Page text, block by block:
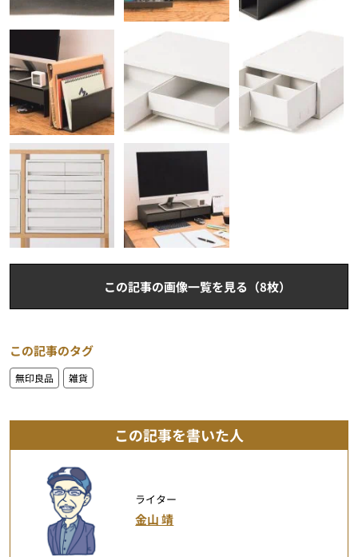
この記事の画像一覧を見る（8枚）
この記事のタグ
無印良品 雑貨
この記事を書いた人
ライター
金山 靖